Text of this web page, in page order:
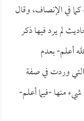
كما في الإنصاف، وقال
لم يرد فيها ذكر
أعلم- بعدم
وردت في صفة
منها -فيما أعلم-